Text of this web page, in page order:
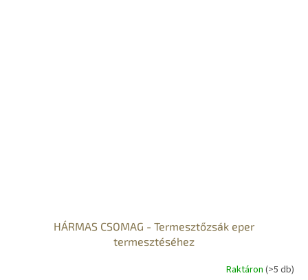
HÁRMAS CSOMAG - Termesztőzsák eper
termesztéséhez
Raktáron (>5 db)